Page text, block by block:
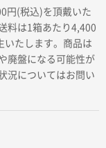
円(税込)を頂戴いた
料は1箱あたり4,400
いたします。商品は
廃盤になる可能性が
況についてはお問い